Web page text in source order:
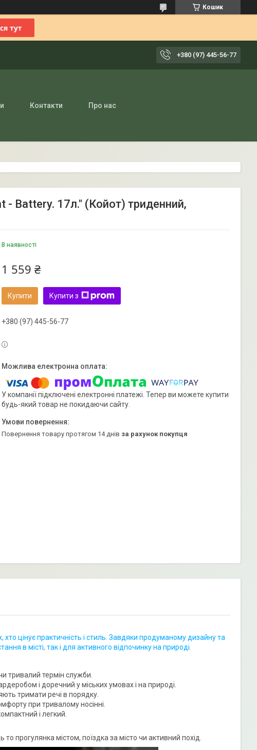
Кошик
+380 (97) 445-56-77
Контакти Про нас
Battery. 17л." (Койот) триденний,
В наявності
1 559 ₴
Купити Купити з
+380 (97) 445-56-77
У компанії підключені електронні платежі. Тепер ви можете купити
будь-який товар не покидаючи сайту.
повернення товару протягом 14 днів за рахунок покупця
цінує практичність і стиль. Завдяки продуманому дизайну та
в місті, так і для активного відпочинку на природі.
тривалий термін служби.
і доречний у міських умовах і на природі.
тримати речі в порядку.
при тривалому носінні.
і легкий.
прогулянка містом, поїздка за місто чи активний похід.